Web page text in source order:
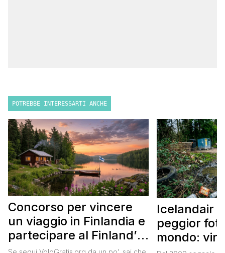
POTREBBE INTERESSARTI ANCHE
Concorso per vincere
un viaggio in Finlandia e
partecipare al Finland’s
Official Tasting
Icelandair
peggior
mondo: